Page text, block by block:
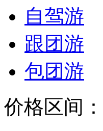
自驾游
跟团游
包团游
价格区间：